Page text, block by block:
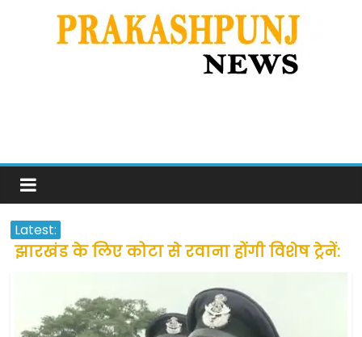
Latest:
झारखंड के लिए कोटा से रवाना होंगी विशेष ट्रेनें:
उत्तराखंड के अन्य राज्यों में फंसे लोगों की जल्द
होगी घर वापसी